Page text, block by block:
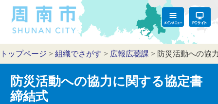
トップページ > 組織でさがす > 広報広聴課 > 防災活動への協
防災活動への協力に関する協定書
締結式